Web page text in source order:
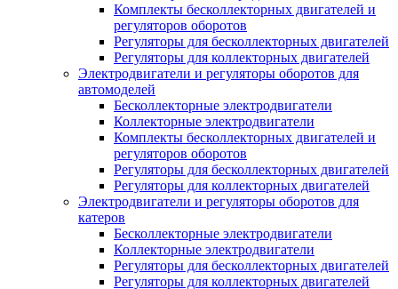
Комплекты бесколлекторных двигателей и
регуляторов оборотов
Регуляторы для бесколлекторных двигателей
Регуляторы для коллекторных двигателей
Электродвигатели и регуляторы оборотов для
автомоделей
Бесколлекторные электродвигатели
Коллекторные электродвигатели
Комплекты бесколлекторных двигателей и
регуляторов оборотов
Регуляторы для бесколлекторных двигателей
Регуляторы для коллекторных двигателей
Электродвигатели и регуляторы оборотов для
катеров
Бесколлекторные электродвигатели
Коллекторные электродвигатели
Регуляторы для бесколлекторных двигателей
Регуляторы для коллекторных двигателей